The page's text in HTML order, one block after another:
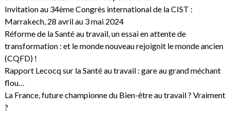
Invitation au 34ème Congrès international de la CIST :
Marrakech, 28 avril au 3 mai 2024
Réforme de la Santé au travail, un essai en attente de
transformation : et le monde nouveau rejoignit le monde ancien
(CQFD) !
Rapport Lecocq sur la Santé au travail : gare au grand méchant
flou…
La France, future championne du Bien-être au travail ? Vraiment
?